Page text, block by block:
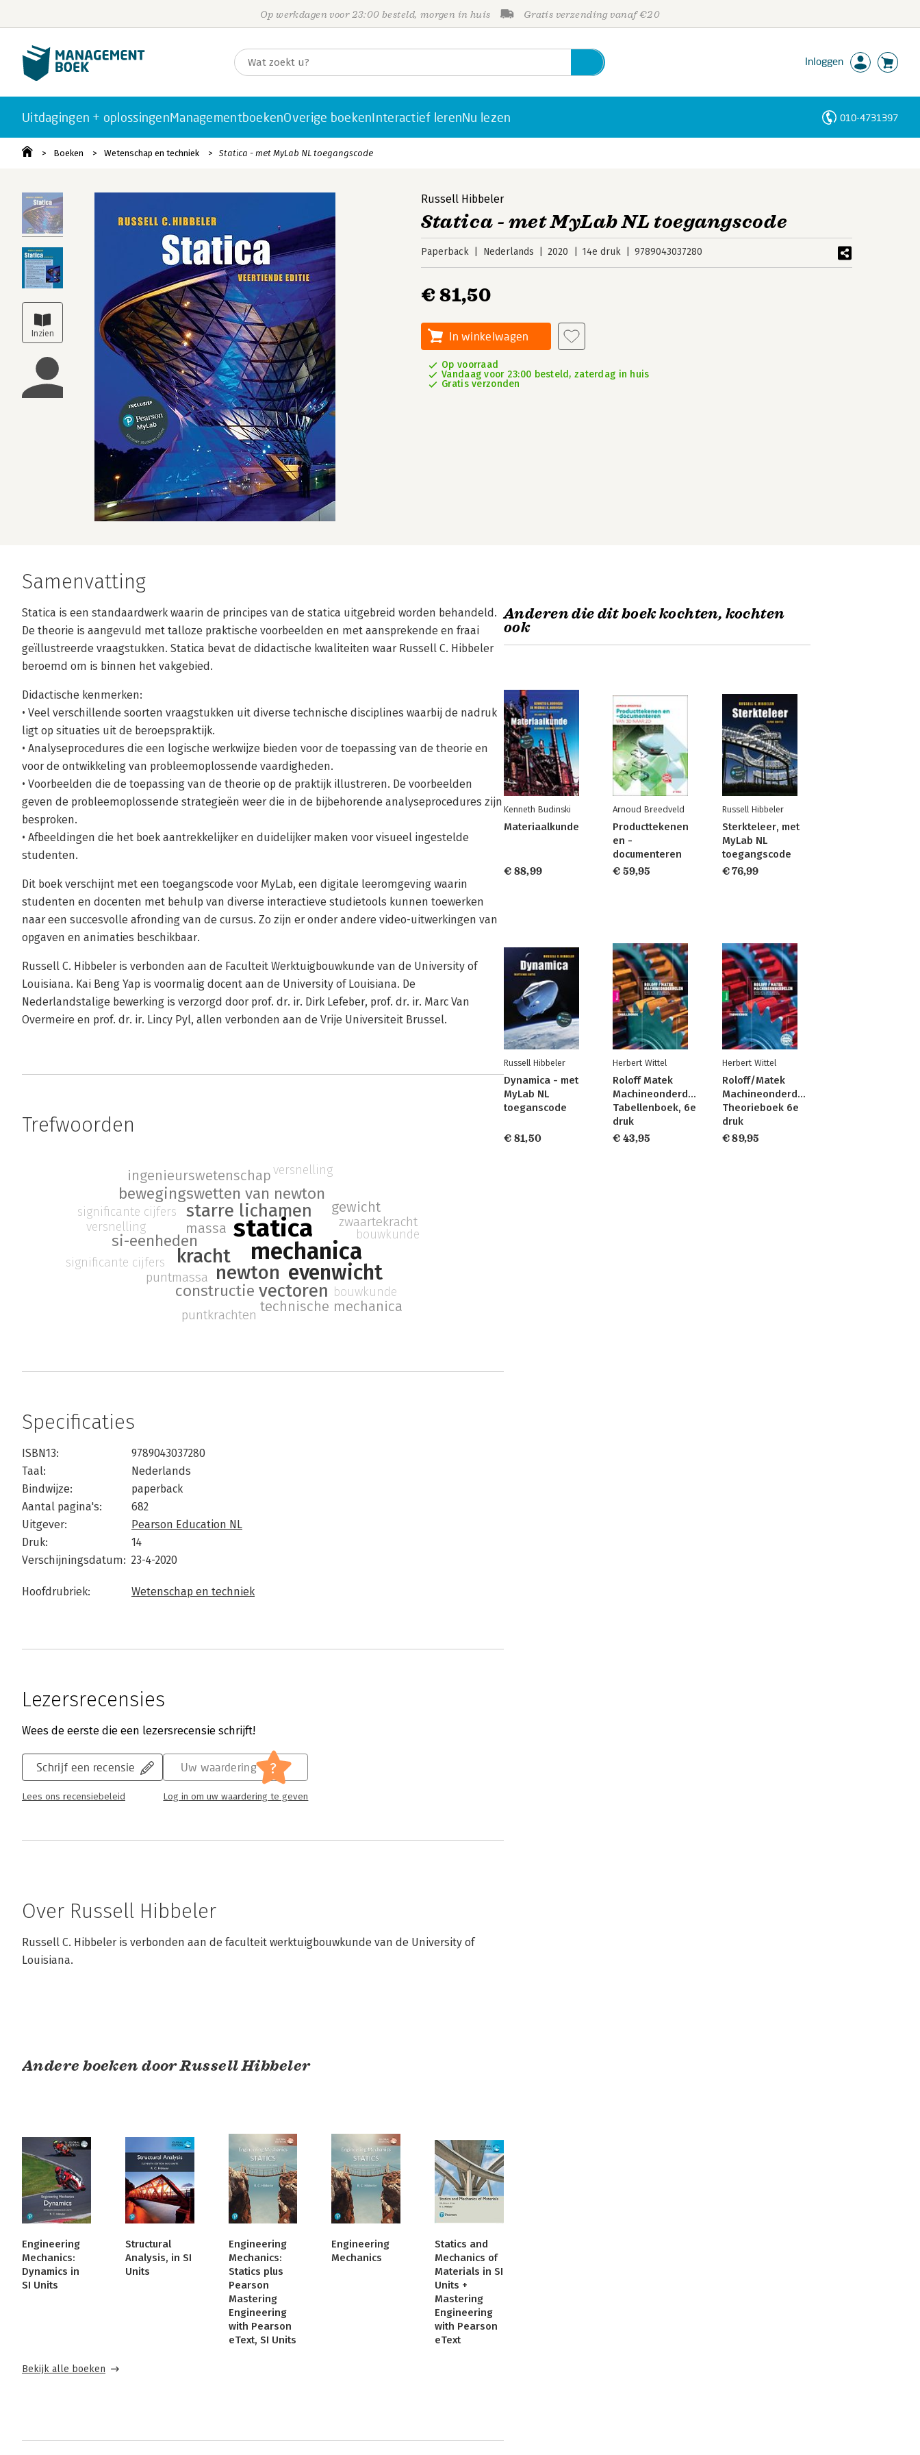
Op werkdagen voor 23:00 besteld, morgen in huis Gratis verzending vanaf €20
Inloggen
Uitdagingen + oplossingenManagementboekenOverige boekenInteractief lerenNu lezen 010-4731397
Boeken Wetenschap en techniek Statica - met MyLab NL toegangscode
Russell Hibbeler
Statica - met MyLab NL toegangscode
Paperback Nederlands 2020 14e druk 9789043037280
€ 81,50
In winkelwagen
Op voorraad
Vandaag voor 23:00 besteld, zaterdag in huis
Gratis verzonden
Samenvatting
Statica is een standaardwerk waarin de principes van de statica uitgebreid worden behandeld.
De theorie is aangevuld met talloze praktische voorbeelden en met aansprekende en fraai
geïllustreerde vraagstukken. Statica bevat de didactische kwaliteiten waar Russell C. Hibbeler
beroemd om is binnen het vakgebied.
Didactische kenmerken:
• Veel verschillende soorten vraagstukken uit diverse technische disciplines waarbij de nadruk
ligt op situaties uit de beroepspraktijk.
• Analyseprocedures die een logische werkwijze bieden voor de toepassing van de theorie en
voor de ontwikkeling van probleemoplossende vaardigheden.
• Voorbeelden die de toepassing van de theorie op de praktijk illustreren. De voorbeelden
geven de probleemoplossende strategieën weer die in de bijbehorende analyseprocedures zijn
besproken.
• Afbeeldingen die het boek aantrekkelijker en duidelijker maken voor visueel ingestelde
studenten.
Dit boek verschijnt met een toegangscode voor MyLab, een digitale leeromgeving waarin
studenten en docenten met behulp van diverse interactieve studietools kunnen toewerken
naar een succesvolle afronding van de cursus. Zo zijn er onder andere video-uitwerkingen van
opgaven en animaties beschikbaar.
Russell C. Hibbeler is verbonden aan de Faculteit Werktuigbouwkunde van de University of
Louisiana. Kai Beng Yap is voormalig docent aan de University of Louisiana. De
Nederlandstalige bewerking is verzorgd door prof. dr. ir. Dirk Lefeber, prof. dr. ir. Marc Van
Overmeire en prof. dr. ir. Lincy Pyl, allen verbonden aan de Vrije Universiteit Brussel.
Trefwoorden
statica
mechanica
evenwicht
newton
kracht
starre lichamen
vectoren
constructie
si-eenheden
bewegingswetten van newton
technische mechanica
ingenieurswetenschap
gewicht
massa
puntmassa
zwaartekracht
puntkrachten
bouwkunde
significante cijfers
versnelling
bouwkunde
significante cijfers
versnelling
Specificaties
ISBN13:
9789043037280
Taal:
Nederlands
Bindwijze:
paperback
Aantal pagina's:
682
Uitgever:
Pearson Education NL
Druk:
14
Verschijningsdatum: 23-4-2020
Hoofdrubriek: Wetenschap en techniek
Lezersrecensies
Wees de eerste die een lezersrecensie schrijft!
Schrijf een recensie
Lees ons recensiebeleid
Uw waardering ?
Log in om uw waardering te geven
Over Russell Hibbeler
Russell C. Hibbeler is verbonden aan de faculteit werktuigbouwkunde van de University of
Louisiana.
Andere boeken door Russell Hibbeler
Engineering
Mechanics:
Dynamics in
SI Units
Structural
Analysis, in SI
Units
Engineering
Mechanics:
Statics plus
Pearson
Mastering
Engineering
with Pearson
eText, SI Units
Engineering
Mechanics
Statics and
Mechanics of
Materials in SI
Units +
Mastering
Engineering
with Pearson
eText
Bekijk alle boeken
Anderen die dit boek kochten, kochten
ook
Kenneth Budinski
Materiaalkunde
€ 88,99
Arnoud Breedveld
Producttekenen
en -
documenteren
€ 59,95
Russell Hibbeler
Sterkteleer, met
MyLab NL
toegangscode
€ 76,99
Russell Hibbeler
Dynamica - met
MyLab NL
toeganscode
€ 81,50
Herbert Wittel
Roloff Matek
Machineonderdelen
Tabellenboek, 6e
druk
€ 43,95
Herbert Wittel
Roloff/Matek
Machineonderdelen
Theorieboek 6e
druk
€ 89,95
Personen